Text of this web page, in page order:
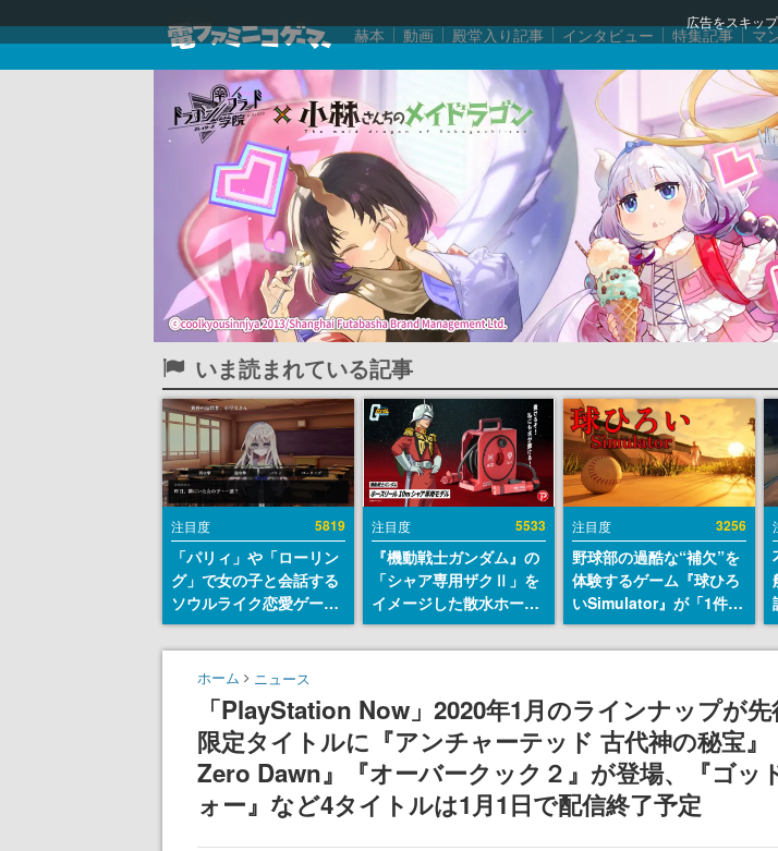
広告をスキップ
赫本 動画 殿堂入り記事 インタビュー 特集記事 マ
いま読まれている記事
注目度 5819
「パリィ」や「ローリン
グ」で女の子と会話する
ソウルライク恋愛ゲーム
『小早川さんはソウルラ
イク』無料公開。返事に
失敗すると「YOU
DIED」
注目度 5533
『機動戦士ガンダム』の
「シャア専用ザクⅡ」を
イメージした散水ホース
リールが予約開始。本体
にはシャアのパーソナル
エンブレム、型式番号な
どを配置
注目度 3256
野球部の過酷な“補欠”を
体験するゲーム『球ひろ
いSimulator』が「1件」
のウィッシュリストをも
とにチェコ語に対応し
ダム・カム』開発元やチ
ェコのプロ野球選手から
称賛の声
ホーム ニュース
「PlayStation Now」2020年1月のラインナップが
限定タイトルに『アンチャーテッド 古代神の秘宝
Zero Dawn』『オーバークック２』が登場、『ゴッ
ォー』など4タイトルは1月1日で配信終了予定